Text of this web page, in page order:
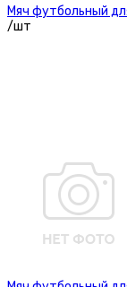
Мяч футбольный
/шт